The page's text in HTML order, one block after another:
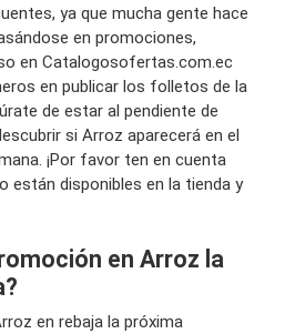
ya que mucha gente hace
en promociones,
en Catalogosofertas.com.ec
en publicar los folletos de la
de estar al pendiente de
si Arroz aparecerá en el
¡Por favor ten en cuenta
están disponibles en la tienda y
en Arroz la
en rebaja la próxima